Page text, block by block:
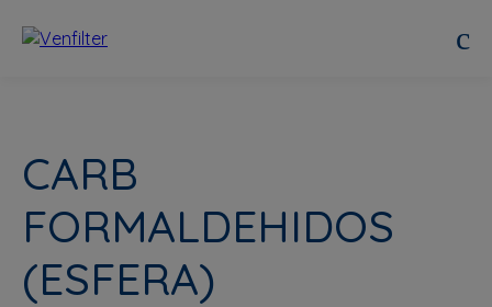
CARB
FORMALDEHIDOS
(ESFERA)